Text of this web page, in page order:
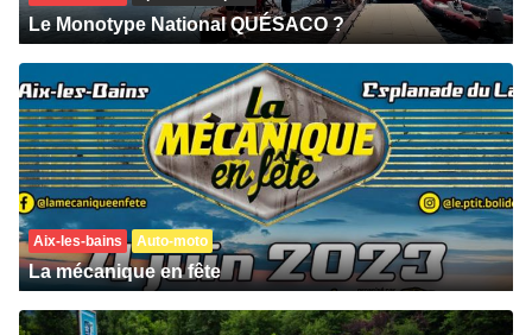
Le Monotype National QUÉSACO ?
Aix-les-bains Auto-moto
La mécanique en fête